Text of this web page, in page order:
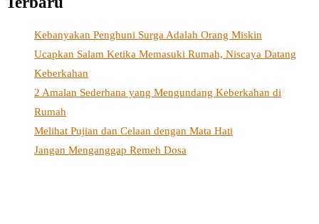
Kebanyakan Penghuni Surga Adalah Orang Miskin
Ucapkan Salam Ketika Memasuki Rumah, Niscaya Datang
Keberkahan
2 Amalan Sederhana yang Mengundang Keberkahan di
Rumah
Melihat Pujian dan Celaan dengan Mata Hati
Jangan Menganggap Remeh Dosa